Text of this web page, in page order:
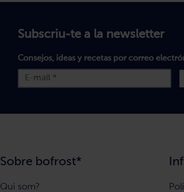
Sobre bofrost*
Qui som?
Subscriu-te a la newsletter
Consejos, ideas y recetas por correo